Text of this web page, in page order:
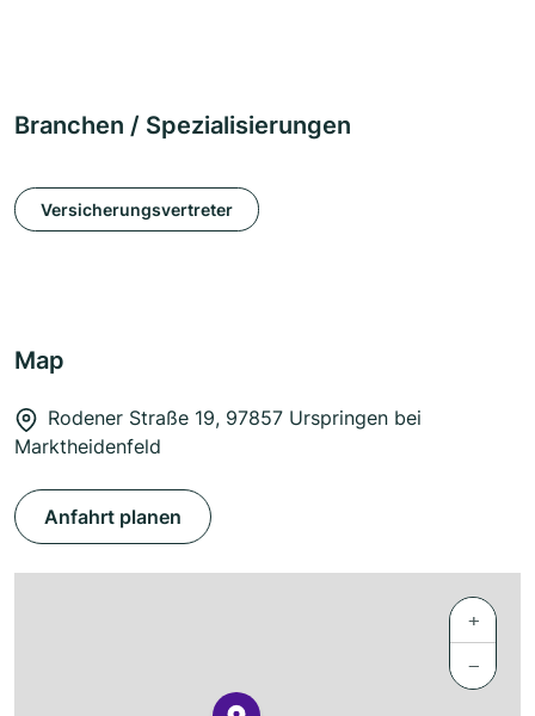
Branchen / Spezialisierungen
Versicherungsvertreter
Map
Rodener Straße 19, 97857 Urspringen bei
Marktheidenfeld
Anfahrt planen
+
−